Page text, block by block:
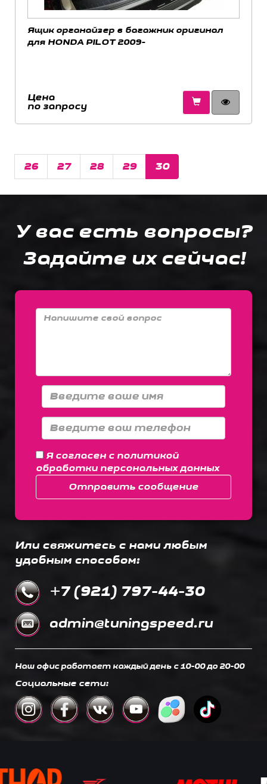
Ящик органайзер в багажник оригинал
для HONDA PILOT 2009-
Цена
по запросу
26 27 28 29 30
У вас есть вопросы?
Задайте их сейчас!
Я согласен с политикой
обработки персональных данных
Отправить сообщение
Или свяжитесь с нами любым
удобным способом:
+7 (921) 797-44-30
admin@tuningspeed.ru
Наш офис работает каждый день c 10-00 до 20-00
Социальные сети: